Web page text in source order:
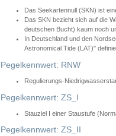
Das Seekartennull (SKN) ist
Das SKN bezieht sich auf die
deutschen Bucht) kaum noch
In Deutschland und den
Astronomical Tide (LAT)"
Pegelkennwert: RNW
Regulierungs-
Pegelkennwert: ZS_I
Stauziel I einer Staustufe
Pegelkennwert: ZS_II